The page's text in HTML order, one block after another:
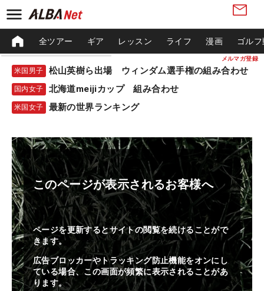
メルマガ登録
全ツアー ギア レッスン ライフ 漫画 ゴル
米国男子 松山英樹ら出場 ウィンダム選手権の組み合わせ
国内女子 北海道meijiカップ 組み合わせ
米国女子 最新の世界ランキング
このページが表示されるお客様へ
ページを更新するとサイトの閲覧を続けることがで
きます。
広告ブロッカーやトラッキング防止機能をオンにし
ている場合、この画面が頻繁に表示されることがあ
ります。